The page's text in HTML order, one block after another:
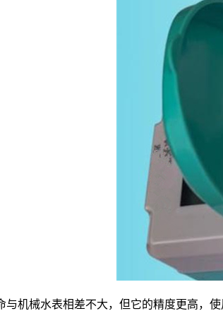
械水表相差不大，但它的精度更高，使